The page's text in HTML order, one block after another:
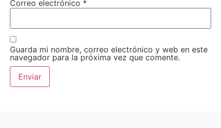
Correo electrónico *
Guarda mi nombre, correo electrónico y web en este
navegador para la próxima vez que comente.